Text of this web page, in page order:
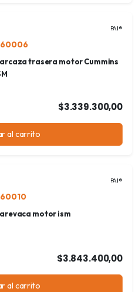
PAI®
trasera motor Cummins
$3.339.300,00
al carrito
PAI®
motor ism
$3.843.400,00
al carrito